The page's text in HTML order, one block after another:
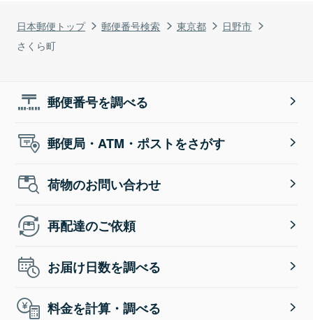
日本郵便トップ 郵便番号検索 東京都
日野市
さくら町
郵便番号を調べる
郵便局・ATM・ポストをさがす
荷物のお問い合わせ
再配達のご依頼
お届け日数を調べる
料金を計算・調べる